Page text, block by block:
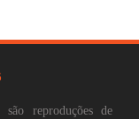
reproduções de